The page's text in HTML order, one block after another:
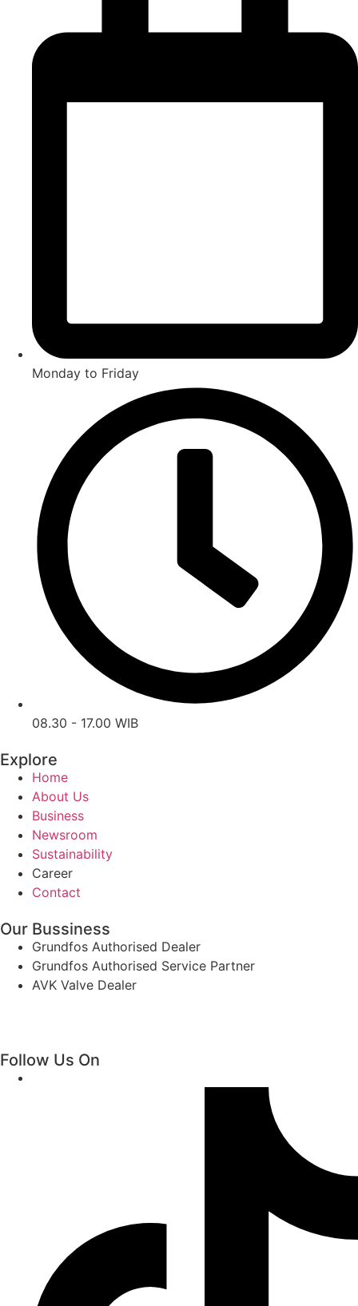
Monday to Friday
08.30 - 17.00 WIB
Explore
Home
About Us
Business
Newsroom
Sustainability
Career
Contact
Our Bussiness
Grundfos Authorised Dealer
Grundfos Authorised Service Partner
AVK Valve Dealer
Follow Us On